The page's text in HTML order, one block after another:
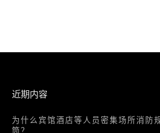
近期内容
为什么宾馆酒店等人员密集场所消防
筒？